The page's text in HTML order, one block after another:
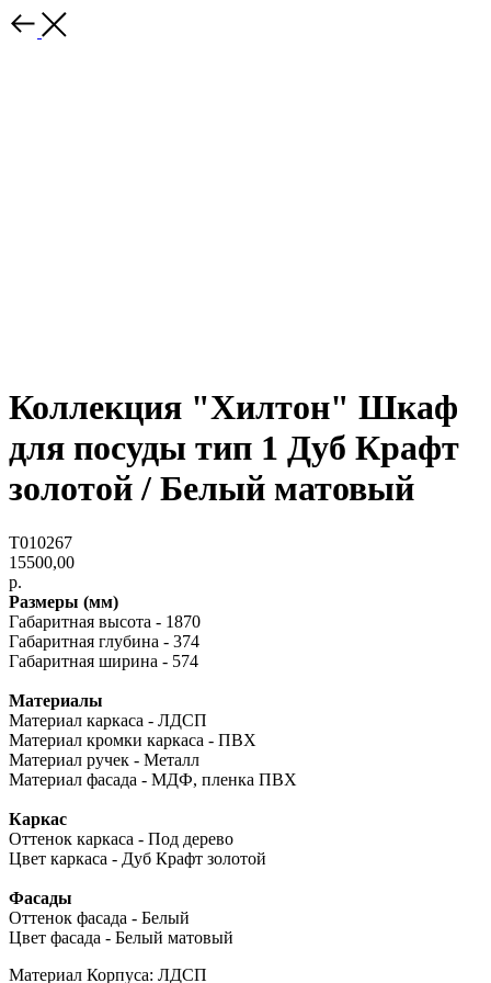
Коллекция "Хилтон" Шкаф
для посуды тип 1 Дуб Крафт
золотой / Белый матовый
Т010267
15500,00
р.
Размеры (мм)
Габаритная высота - 1870
Габаритная глубина - 374
Габаритная ширина - 574
Материалы
Материал каркаса - ЛДСП
Материал кромки каркаса - ПВХ
Материал ручек - Металл
Материал фасада - МДФ, пленка ПВХ
Каркас
Оттенок каркаса - Под дерево
Цвет каркаса - Дуб Крафт золотой
Фасады
Оттенок фасада - Белый
Цвет фасада - Белый матовый
Материал Корпуса: ЛДСП